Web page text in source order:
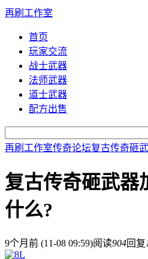
再刷工作室
首页
玩家交流
战士武器
法师武器
道士武器
配方出售
再刷工作室传奇论坛复古传奇砸
复古传奇砸武器
什么?
9个月前 (11-08 09:59)阅读904回复